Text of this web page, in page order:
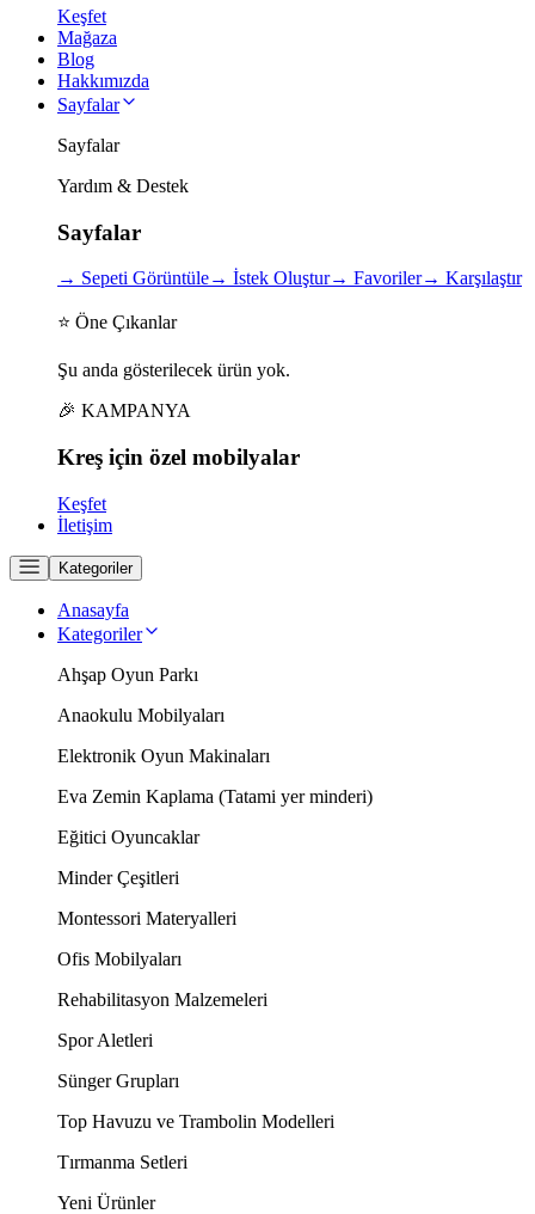
Keşfet
Mağaza
Blog
Hakkımızda
Sayfalar
Sayfalar
Yardım & Destek
Sayfalar
→ Sepeti Görüntüle→ İstek Oluştur→ Favoriler→ Karşılaştır
⭐ Öne Çıkanlar
Şu anda gösterilecek ürün yok.
🎉 KAMPANYA
Kreş için özel mobilyalar
Keşfet
İletişim
Kategoriler
Anasayfa
Kategoriler
Ahşap Oyun Parkı
Anaokulu Mobilyaları
Elektronik Oyun Makinaları
Eva Zemin Kaplama (Tatami yer minderi)
Eğitici Oyuncaklar
Minder Çeşitleri
Montessori Materyalleri
Ofis Mobilyaları
Rehabilitasyon Malzemeleri
Spor Aletleri
Sünger Grupları
Top Havuzu ve Trambolin Modelleri
Tırmanma Setleri
Yeni Ürünler